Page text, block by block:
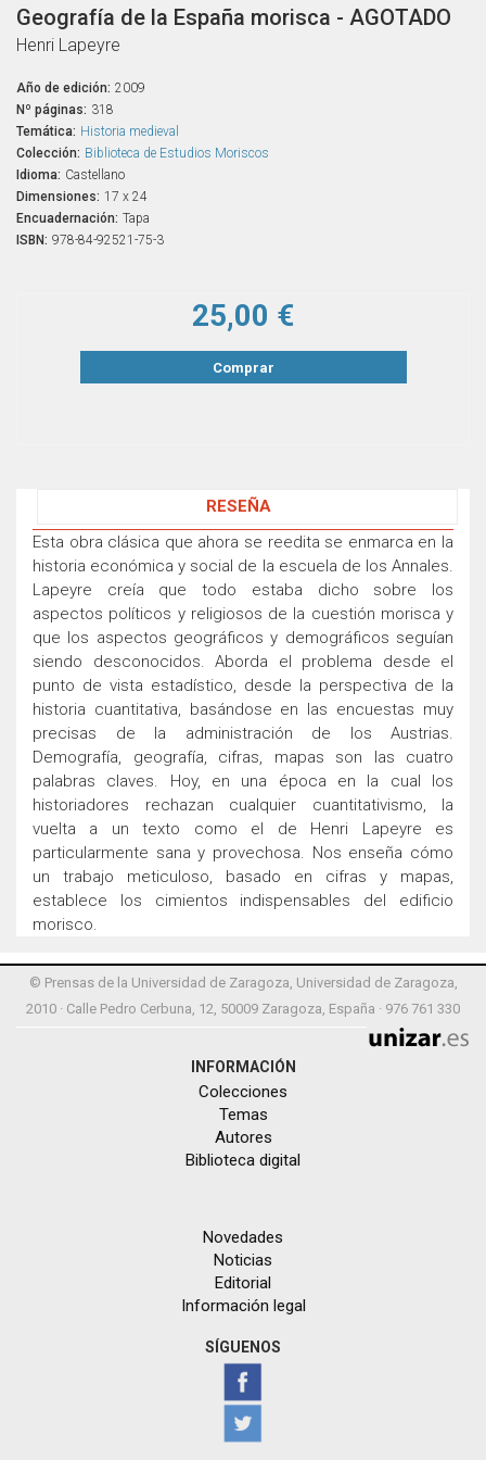
Geografía de la España morisca - AGOTADO
Henri Lapeyre
Año de edición: 2009
Nº páginas: 318
Temática: Historia medieval
Colección: Biblioteca de Estudios Moriscos
Idioma: Castellano
Dimensiones: 17 x 24
Encuadernación: Tapa
ISBN: 978-84-92521-75-3
25,00 €
Comprar
RESEÑA
Esta obra clásica que ahora se reedita se enmarca en la
historia económica y social de la escuela de los Annales.
Lapeyre creía que todo estaba dicho sobre los
aspectos políticos y religiosos de la cuestión morisca y
que los aspectos geográficos y demográficos seguían
siendo desconocidos. Aborda el problema desde el
punto de vista estadístico, desde la perspectiva de la
historia cuantitativa, basándose en las encuestas muy
precisas de la administración de los Austrias.
Demografía, geografía, cifras, mapas son las cuatro
palabras claves. Hoy, en una época en la cual los
historiadores rechazan cualquier cuantitativismo, la
vuelta a un texto como el de Henri Lapeyre es
particularmente sana y provechosa. Nos enseña cómo
un trabajo meticuloso, basado en cifras y mapas,
establece los cimientos indispensables del edificio
morisco.
© Prensas de la Universidad de Zaragoza, Universidad de Zaragoza,
2010 · Calle Pedro Cerbuna, 12, 50009 Zaragoza, España · 976 761 330
INFORMACIÓN
Colecciones
Temas
Autores
Biblioteca digital
Novedades
Noticias
Editorial
Información legal
SÍGUENOS